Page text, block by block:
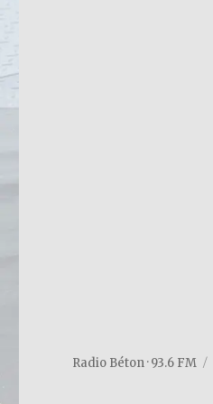
Radio Béton · 93.6 FM